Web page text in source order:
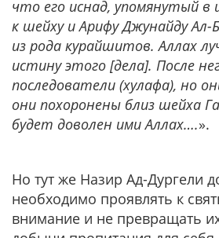
что его иснад, упомянутый в
к шейху и Арифу Джунайду
из рода курайшитов. Аллах
истину этого [дела]. После
последователи (хулафа), но
они похоронены близ шейха
будет доволен ими Аллах….».
Но тут же Назир Ад-Дургели
необходимо проявлять к
внимание и не превращать